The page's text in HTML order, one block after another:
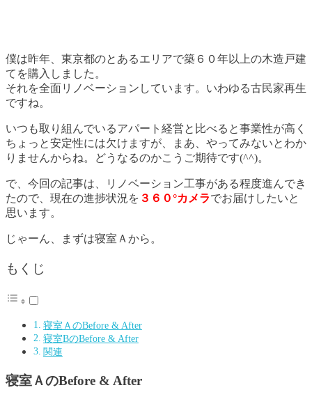
僕は昨年、東京都のとあるエリアで築６０年以上の木造戸建
てを購入しました。
それを全面リノベーションしています。いわゆる古民家再生
ですね。
いつも取り組んでいるアパート経営と比べると事業性が高く
ちょっと安定性には欠けますが、まあ、やってみないとわか
りませんからね。どうなるのかこうご期待です(^^)。
で、今回の記事は、リノベーション工事がある程度進んでき
たので、現在の進捗状況を ３６０°カメラでお届けしたいと
思います。
じゃーん、まずは寝室Ａから。
もくじ
寝室ＡのBefore & After
寝室BのBefore & After
関連
寝室ＡのBefore & After